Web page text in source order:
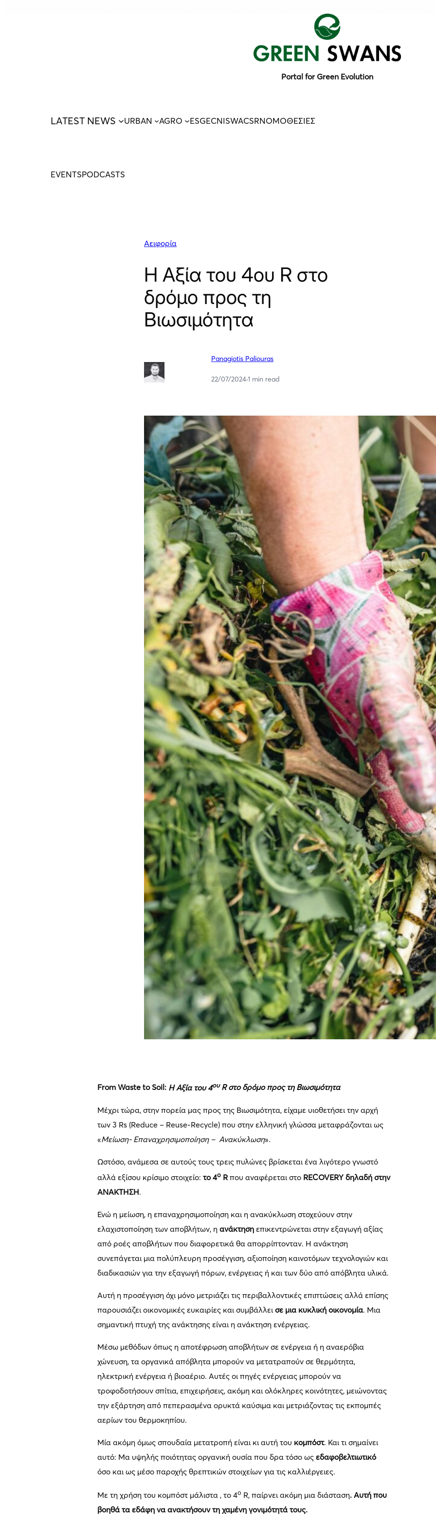
Portal for Green Evolution
LATEST NEWS URBAN AGRO ESGECNISWACSRΝΟΜΟΘΕΣΙΕΣ
EVENTSPODCASTS
Αειφορία
Η Αξία του 4ου R στο
δρόμο προς τη
Βιωσιμότητα
Panagiotis Paliouras
22/07/2024·1 min read
From Waste to Soil: Η Αξία του 4ου Rστο δρόμο προς τη Βιωσιμότητα
Μέχρι τώρα, στην πορεία μας προς της Βιωσιμότητα, είχαμε υιοθετήσει την αρχή
των 3 Rs (Reduce – Reuse-Recycle) που στην ελληνική γλώσσα μεταφράζονται ως
«Μείωση- Επαναχρησιμοποίηση – Ανακύκλωση».
Ωστόσο, ανάμεσα σε αυτούς τους τρεις πυλώνες βρίσκεται ένα λιγότερο γνωστό
αλλά εξίσου κρίσιμο στοιχείο: το 4ο Rπου αναφέρεται στο RECOVERY δηλαδή στην
ΑΝΑΚΤΗΣΗ.
Ενώ η μείωση, η επαναχρησιμοποίηση και η ανακύκλωση στοχεύουν στην
ελαχιστοποίηση των αποβλήτων, η ανάκτηση επικεντρώνεται στην εξαγωγή αξίας
από ροές αποβλήτων που διαφορετικά θα απορρίπτονταν. Η ανάκτηση
συνεπάγεται μια πολύπλευρη προσέγγιση, αξιοποίηση καινοτόμων τεχνολογιών και
διαδικασιών για την εξαγωγή πόρων, ενέργειας ή και των δύο από απόβλητα υλικά.
Αυτή η προσέγγιση όχι μόνο μετριάζει τις περιβαλλοντικές επιπτώσεις αλλά επίσης
παρουσιάζει οικονομικές ευκαιρίες και συμβάλλει σε μια κυκλική οικονομία. Μια
σημαντική πτυχή της ανάκτησης είναι η ανάκτηση ενέργειας.
Μέσω μεθόδων όπως η αποτέφρωση αποβλήτων σε ενέργεια ή η αναερόβια
χώνευση, τα οργανικά απόβλητα μπορούν να μετατραπούν σε θερμότητα,
ηλεκτρική ενέργεια ή βιοαέριο. Αυτές οι πηγές ενέργειας μπορούν να
τροφοδοτήσουν σπίτια, επιχειρήσεις, ακόμη και ολόκληρες κοινότητες, μειώνοντας
την εξάρτηση από πεπερασμένα ορυκτά καύσιμα και μετριάζοντας τις εκπομπές
αερίων του θερμοκηπίου.
Μία ακόμη όμως σπουδαία μετατροπή είναι κι αυτή του κομπόστ. Και τι σημαίνει
αυτό: Μα υψηλής ποιότητας οργανική ουσία που δρα τόσο ως εδαφοβελτιωτικό
όσο και ως μέσο παροχής θρεπτικών στοιχείων για τις καλλιέργειες.
Με τη χρήση του κομπόστ μάλιστα , το 4ο R, παίρνει ακόμη μια διάσταση. Αυτή που
βοηθά τα εδάφη να ανακτήσουν τη χαμένη γονιμότητά τους.